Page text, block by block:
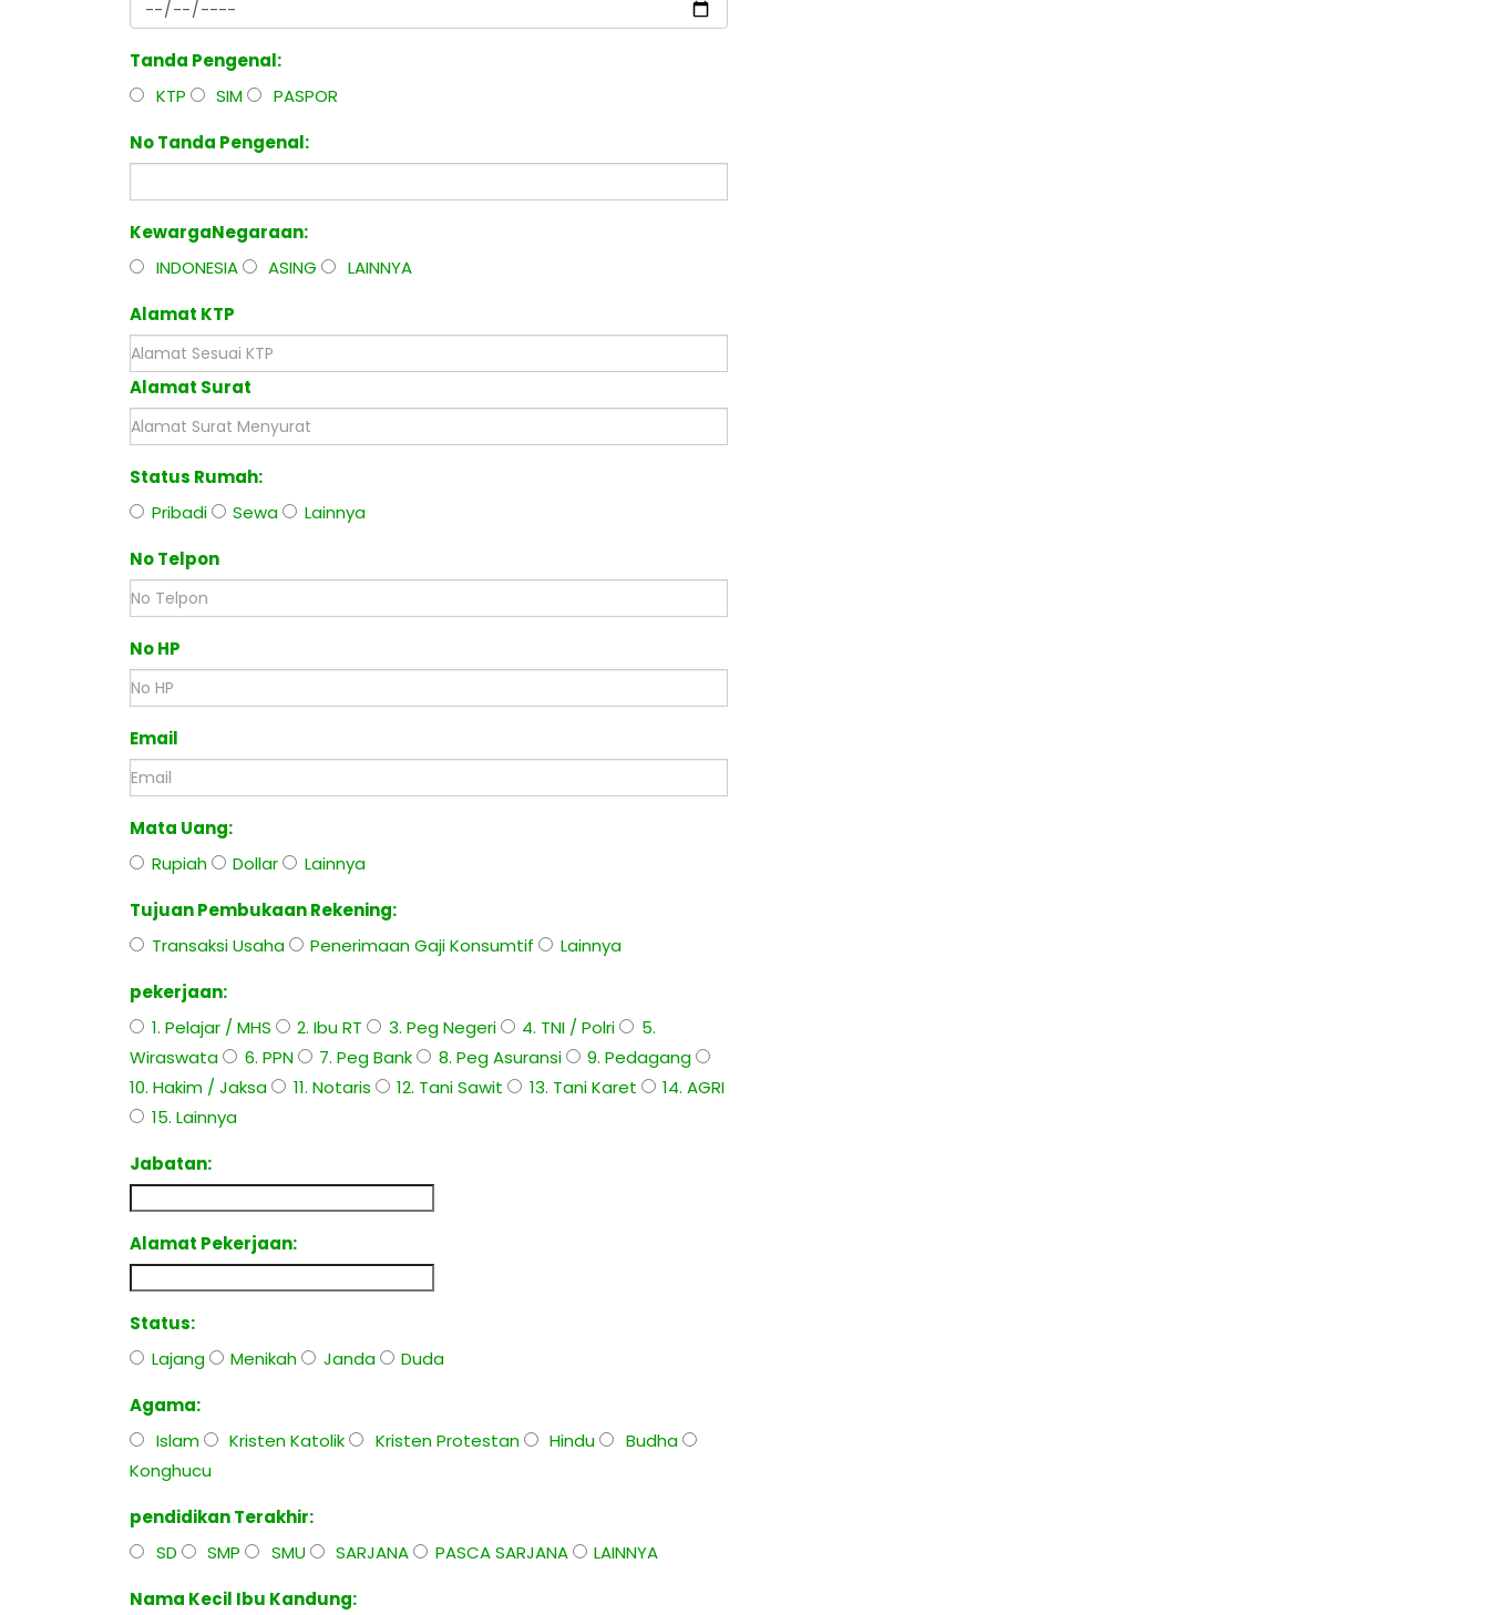
Tanda Pengenal:
KTP
SIM
PASPOR
No Tanda Pengenal:
KewargaNegaraan:
INDONESIA
ASING
LAINNYA
Alamat KTP
Alamat Surat
Status Rumah:
Pribadi
Sewa
Lainnya
No Telpon
No HP
Email
Mata Uang:
Rupiah
Dollar
Lainnya
Tujuan Pembukaan Rekening:
Transaksi Usaha
Penerimaan Gaji Konsumtif
Lainnya
pekerjaan:
1. Pelajar / MHS
2. Ibu RT 3. Peg Negeri 4. TNI / Polri
5.
Wiraswata
6. PPN 7. Peg Bank 8. Peg Asuransi
9. Pedagang
10. Hakim / Jaksa
11. Notaris 12. Tani Sawit 13. Tani Karet
14. AGRI
15. Lainnya
Jabatan:
Alamat Pekerjaan:
Status:
Lajang
Menikah Janda
Duda
Agama:
Islam
Kristen Katolik Kristen Protestan Hindu
Budha
Konghucu
pendidikan Terakhir:
SD
SMP SMU SARJANA PASCA SARJANA
LAINNYA
Nama Kecil Ibu Kandung: